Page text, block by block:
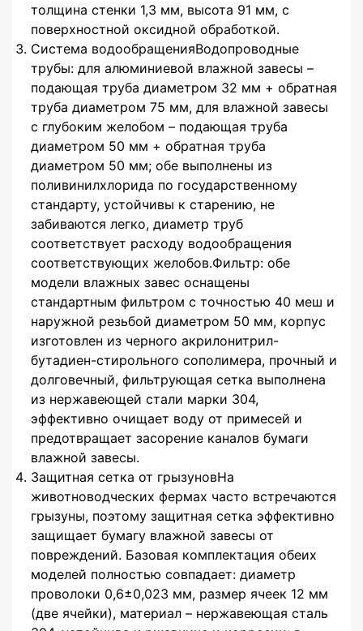
толщина стенки 1,3 мм, высота 91 мм, с
поверхностной оксидной обработкой.
Система водообращенияВодопроводные
трубы: для алюминиевой влажной завесы –
подающая труба диаметром 32 мм + обратная
труба диаметром 75 мм, для влажной завесы
с глубоким желобом – подающая труба
диаметром 50 мм + обратная труба
диаметром 50 мм; обе выполнены из
поливинилхлорида по государственному
стандарту, устойчивы к старению, не
забиваются легко, диаметр труб
соответствует расходу водообращения
соответствующих желобов.Фильтр: обе
модели влажных завес оснащены
стандартным фильтром с точностью 40 меш и
наружной резьбой диаметром 50 мм, корпус
изготовлен из черного акрилонитрил-
бутадиен-стирольного сополимера, прочный и
долговечный, фильтрующая сетка выполнена
из нержавеющей стали марки 304,
эффективно очищает воду от примесей и
предотвращает засорение каналов бумаги
влажной завесы.
Защитная сетка от грызуновНа
животноводческих фермах часто встречаются
грызуны, поэтому защитная сетка эффективно
защищает бумагу влажной завесы от
повреждений. Базовая комплектация обеих
моделей полностью совпадает: диаметр
проволоки 0,6±0,023 мм, размер ячеек 12 мм
(две ячейки), материал – нержавеющая сталь